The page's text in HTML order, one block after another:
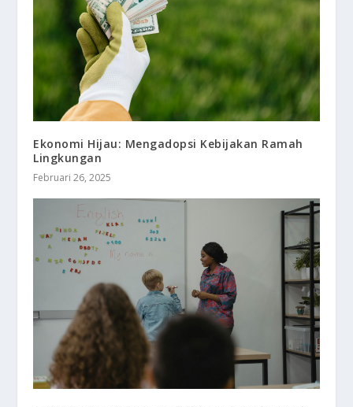
Ekonomi Hijau: Mengadopsi Kebijakan Ramah
Lingkungan
Februari 26, 2025